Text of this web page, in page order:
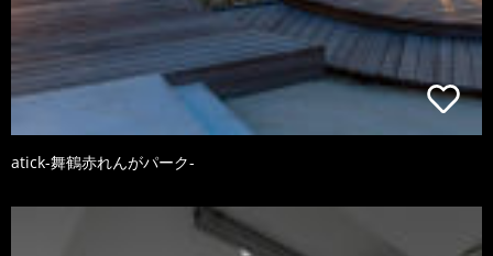
atick-舞鶴赤れんがパーク-